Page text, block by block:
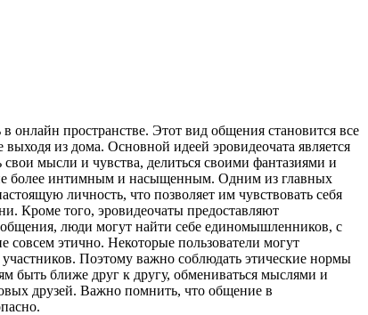
онлайн пространстве. Этот вид общения становится все
из дома. Основной идеей эровидеочата является
мысли и чувства, делиться своими фантазиями и
более интимным и насыщенным. Одним из главных
личность, что позволяет им чувствовать себя
Кроме того, эровидеочаты предоставляют
люди могут найти себе единомышленников, с
совсем этично. Некоторые пользователи могут
Поэтому важно соблюдать этические нормы
быть ближе друг к другу, обмениваться мыслями и
друзей. Важно помнить, что общение в